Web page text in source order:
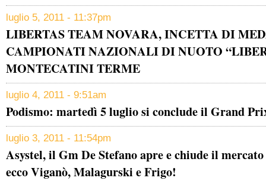
luglio 5, 2011 - 11:37pm
LIBERTAS TEAM NOVARA, INCETTA DI
CAMPIONATI NAZIONALI DI NUOTO
MONTECATINI TERME
luglio 4, 2011 - 9:51am
Podismo: martedì 5 luglio si conclude il Grand
luglio 3, 2011 - 11:54pm
Asystel, il Gm De Stefano apre e chiude il
ecco Viganò, Malagurski e Frigo!